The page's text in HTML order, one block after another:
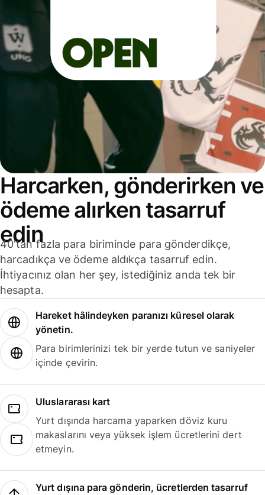
Harcarken, gönderirken ve
ödeme alırken tasarruf
edin
40'tan fazla para biriminde para gönderdikçe,
harcadıkça ve ödeme aldıkça tasarruf edin.
İhtiyacınız olan her şey, istediğiniz anda tek bir
hesapta.
Hareket hâlindeyken paranızı küresel olarak
yönetin.
Para birimlerinizi tek bir yerde tutun ve saniyeler
içinde çevirin.
Uluslararası kart
Yurt dışında harcama yaparken döviz kuru
makaslarını veya yüksek işlem ücretlerini dert
etmeyin.
Yurt dışına para gönderin, ücretlerden tasarruf